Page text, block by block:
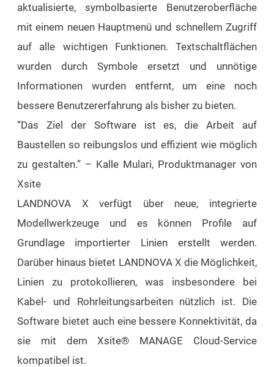
aktualisierte, symbolbasierte Benutzeroberfläche
mit einem neuen Hauptmenü und schnellem Zugriff
auf alle wichtigen Funktionen. Textschaltflächen
wurden durch Symbole ersetzt und unnötige
Informationen wurden entfernt, um eine noch
bessere Benutzererfahrung als bisher zu bieten.
“Das Ziel der Software ist es, die Arbeit auf
Baustellen so reibungslos und effizient wie möglich
zu gestalten.” – Kalle Mulari, Produktmanager von
Xsite
LANDNOVA X verfügt über neue, integrierte
Modellwerkzeuge und es können Profile auf
Grundlage importierter Linien erstellt werden.
Darüber hinaus bietet LANDNOVA X die Möglichkeit,
Linien zu protokollieren, was insbesondere bei
Kabel- und Rohrleitungsarbeiten nützlich ist. Die
Software bietet auch eine bessere Konnektivität, da
sie mit dem Xsite® MANAGE Cloud-Service
kompatibel ist.